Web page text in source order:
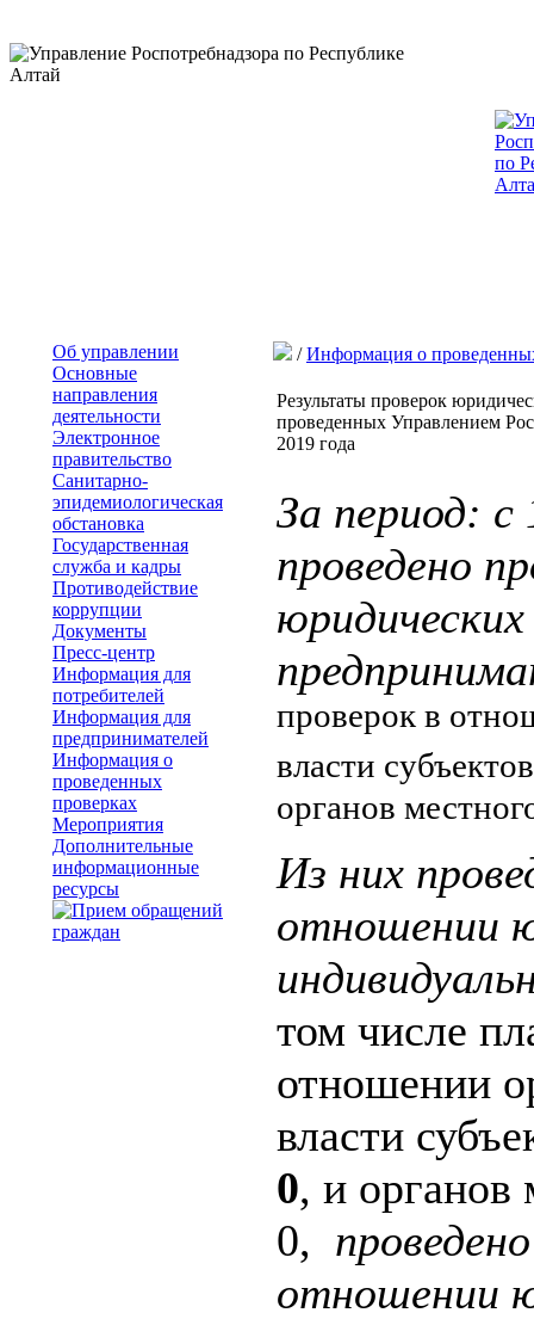
Об управлении
Основные
направления
деятельности
Электронное
правительство
Санитарно-
эпидемиологическая
обстановка
Государственная
служба и кадры
Противодействие
коррупции
Документы
Пресс-центр
Информация для
потребителей
Информация для
предпринимателей
Информация о
проведенных
проверках
Мероприятия
Дополнительные
информационные
ресурсы
/Информация о
Результаты проверок
проведенных Управлением
2019 года
За период:
проведено
проверок в
власти
органов
Из них
отношении
том числе
отношении
власти
0, и органов
0,
отношении